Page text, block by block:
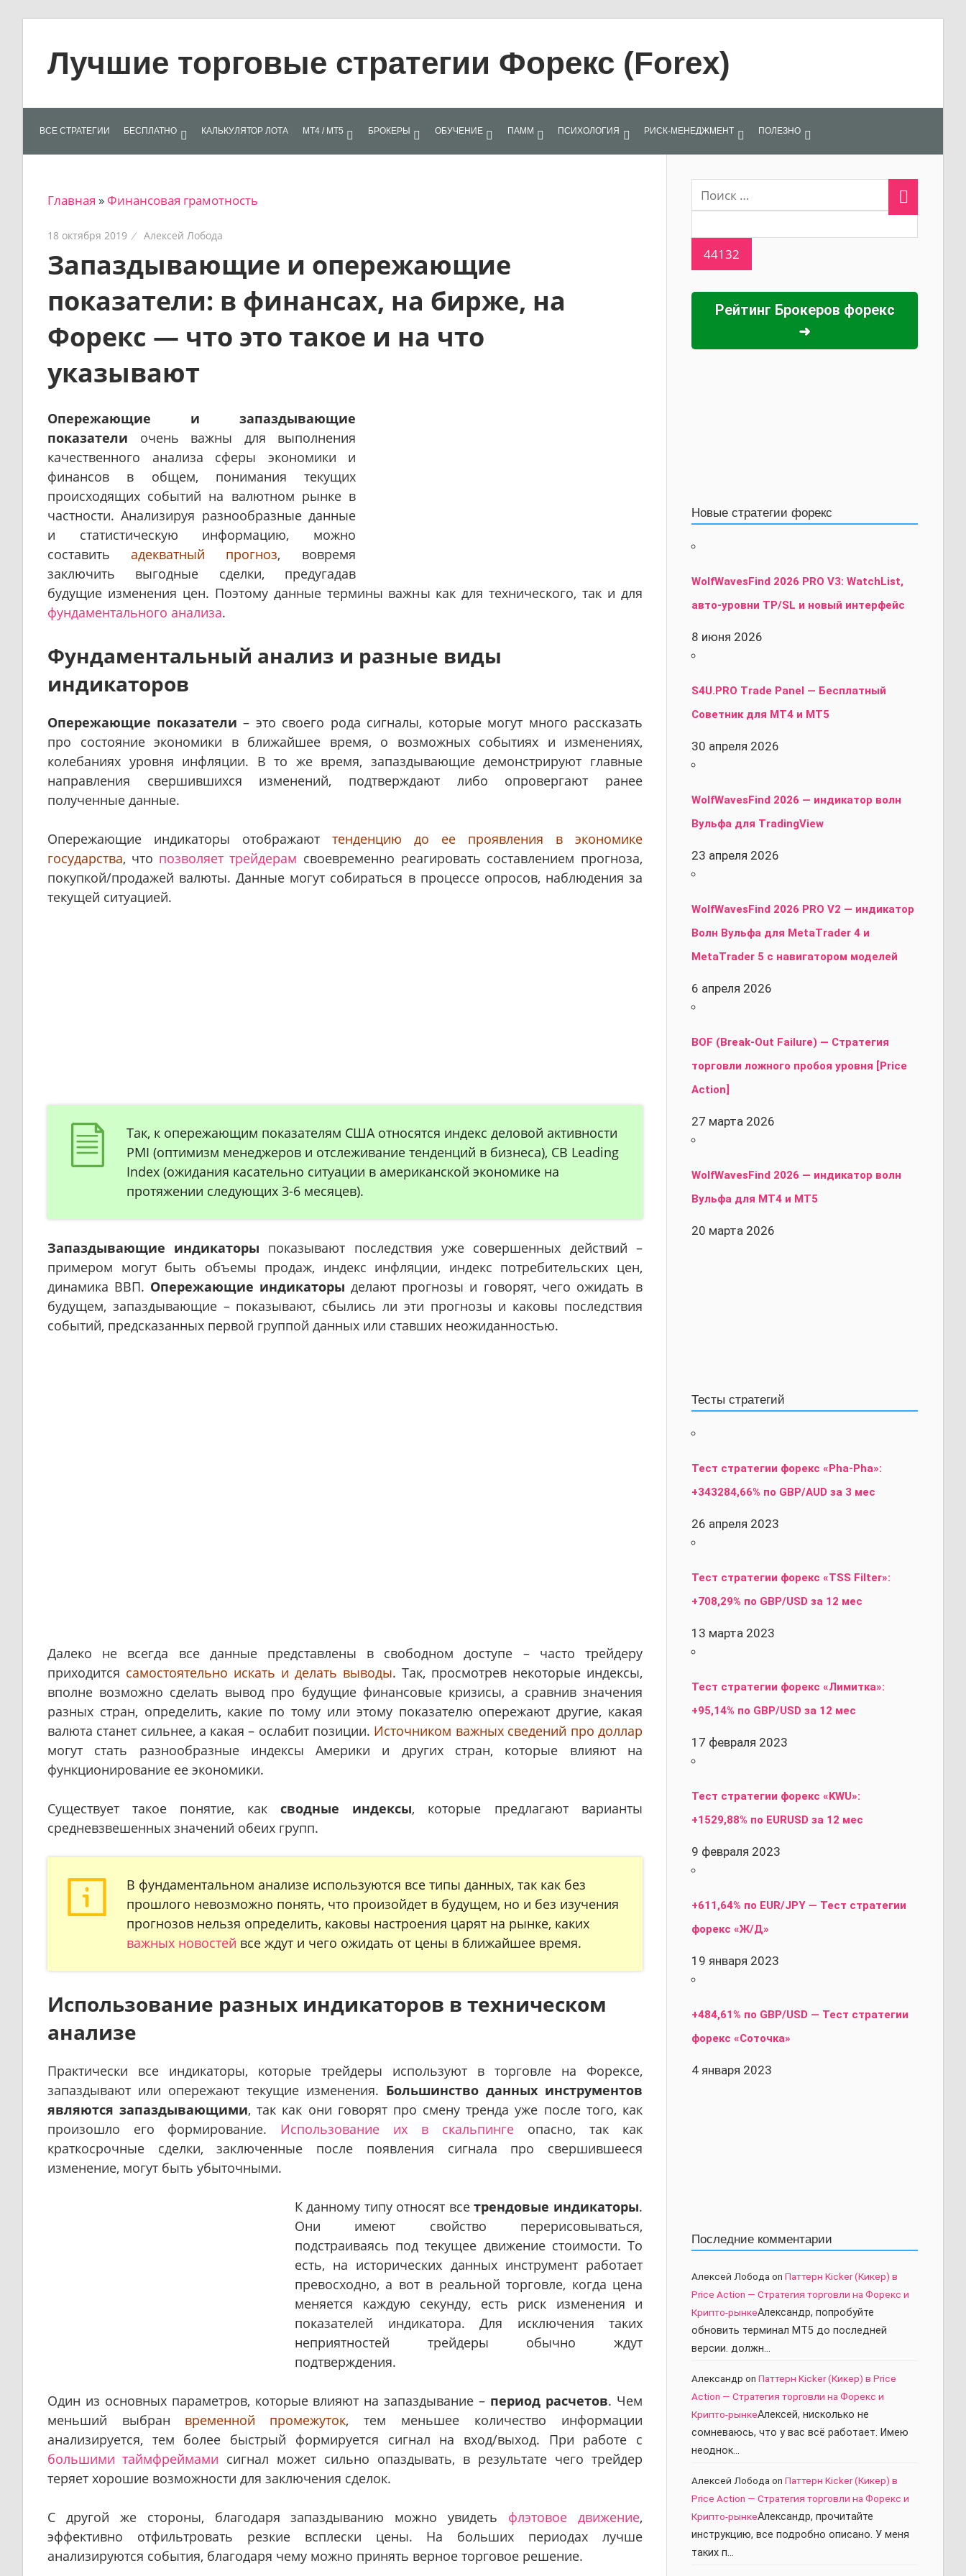
contentЛучшие торговые стратегии Форекс (Forex)
для
рынках:
сигналы,
новости…
ВСЕ СТРАТЕГИИ БЕСПЛАТНО КАЛЬКУЛЯТОР ЛОТА МТ4 / МТ5 БРОКЕРЫ ОБУЧЕНИЕ ПАММ ПСИХОЛОГИЯ РИСК-МЕНЕДЖМЕНТ ПОЛЕЗНО
Главная » Финансовая грамотность
18 октября 2019 Алексей Лобода
Запаздывающие и опережающие
показатели: в финансах, на бирже, на
Форекс — что это такое и на что
указывают
Опережающие и запаздывающие
показатели очень важны для выполнения
качественного анализа сферы экономики и
финансов в общем, понимания текущих
происходящих событий на валютном рынке в
частности. Анализируя разнообразные данные
и статистическую информацию, можно
составить адекватный прогноз, вовремя
заключить выгодные сделки, предугадав
будущие изменения цен. Поэтому данные термины важны как для технического, так и для
фундаментального анализа.
Фундаментальный анализ и разные виды
индикаторов
Опережающие показатели – это своего рода сигналы, которые могут много рассказать
про состояние экономики в ближайшее время, о возможных событиях и изменениях,
колебаниях уровня инфляции. В то же время, запаздывающие демонстрируют главные
направления свершившихся изменений, подтверждают либо опровергают ранее
полученные данные.
Опережающие индикаторы отображают тенденцию до ее проявления в экономике
государства, что позволяет трейдерам своевременно реагировать составлением прогноза,
покупкой/продажей валюты. Данные могут собираться в процессе опросов, наблюдения за
текущей ситуацией.
Так, к опережающим показателям США относятся индекс деловой активности
PMI (оптимизм менеджеров и отслеживание тенденций в бизнеса), CB Leading
Index (ожидания касательно ситуации в американской экономике на
протяжении следующих 3-6 месяцев).
Запаздывающие индикаторы показывают последствия уже совершенных действий –
примером могут быть объемы продаж, индекс инфляции, индекс потребительских цен,
динамика ВВП. Опережающие индикаторы делают прогнозы и говорят, чего ожидать в
будущем, запаздывающие – показывают, сбылись ли эти прогнозы и каковы последствия
событий, предсказанных первой группой данных или ставших неожиданностью.
Далеко не всегда все данные представлены в свободном доступе – часто трейдеру
приходится самостоятельно искать и делать выводы. Так, просмотрев некоторые индексы,
вполне возможно сделать вывод про будущие финансовые кризисы, а сравнив значения
разных стран, определить, какие по тому или этому показателю опережают другие, какая
валюта станет сильнее, а какая – ослабит позиции. Источником важных сведений про доллар
могут стать разнообразные индексы Америки и других стран, которые влияют на
функционирование ее экономики.
Существует такое понятие, как сводные индексы, которые предлагают варианты
средневзвешенных значений обеих групп.
В фундаментальном анализе используются все типы данных, так как без
прошлого невозможно понять, что произойдет в будущем, но и без изучения
прогнозов нельзя определить, каковы настроения царят на рынке, каких
важных новостей все ждут и чего ожидать от цены в ближайшее время.
Использование разных индикаторов в техническом
анализе
Практически все индикаторы, которые трейдеры используют в торговле на Форексе,
запаздывают или опережают текущие изменения. Большинство данных инструментов
являются запаздывающими, так как они говорят про смену тренда уже после того, как
произошло его формирование. Использование их в скальпинге опасно, так как
краткосрочные сделки, заключенные после появления сигнала про свершившееся
изменение, могут быть убыточными.
К данному типу относят все трендовые индикаторы.
Они имеют свойство перерисовываться,
подстраиваясь под текущее движение стоимости. То
есть, на исторических данных инструмент работает
превосходно, а вот в реальной торговле, когда цена
меняется каждую секунду, есть риск изменения и
показателей индикатора. Для исключения таких
неприятностей трейдеры обычно ждут
подтверждения.
Один из основных параметров, которые влияют на запаздывание – период расчетов. Чем
меньший выбран временной промежуток, тем меньшее количество информации
анализируется, тем более быстрый формируется сигнал на вход/выход. При работе с
большими таймфреймами сигнал может сильно опаздывать, в результате чего трейдер
теряет хорошие возможности для заключения сделок.
С другой же стороны, благодаря запаздыванию можно увидеть флэтовое движение,
эффективно отфильтровать резкие всплески цены. На больших периодах лучше
анализируются события, благодаря чему можно принять верное торговое решение.
Рейтинг Брокеров форекс
➜
Новые стратегии форекс
WolfWavesFind 2026 PRO V3: WatchList,
авто-уровни TP/SL и новый интерфейс
8 июня 2026
S4U.PRO Trade Panel — Бесплатный
Советник для MT4 и MT5
30 апреля 2026
WolfWavesFind 2026 — индикатор волн
Вульфа для TradingView
23 апреля 2026
WolfWavesFind 2026 PRO V2 — индикатор
Волн Вульфа для MetaTrader 4 и
MetaTrader 5 с навигатором моделей
6 апреля 2026
BOF (Break-Out Failure) — Стратегия
торговли ложного пробоя уровня [Price
Action]
27 марта 2026
WolfWavesFind 2026 — индикатор волн
Вульфа для MT4 и MT5
20 марта 2026
Тесты стратегий
Тест стратегии форекс «Pha-Pha»:
+343284,66% по GBP/AUD за 3 мес
26 апреля 2023
Тест стратегии форекс «TSS Filter»:
+708,29% по GBP/USD за 12 мес
13 марта 2023
Тест стратегии форекс «Лимитка»:
+95,14% по GBP/USD за 12 мес
17 февраля 2023
Тест стратегии форекс «KWU»:
+1529,88% по EURUSD за 12 мес
9 февраля 2023
+611,64% по EUR/JPY — Тест стратегии
форекс «Ж/Д»
19 января 2023
+484,61% по GBP/USD — Тест стратегии
форекс «Соточка»
4 января 2023
Последние комментарии
Алексей Лободаon Паттерн Kicker (Кикер) в
Price Action — Стратегия торговли на Форекс и
Крипто-рынкеАлександр, попробуйте
обновить терминал МТ5 до последней
версии. должн…
Александр on Паттерн Kicker (Кикер) в Price
Action — Стратегия торговли на Форекс и
Крипто-рынкеАлексей, нисколько не
сомневаюсь, что у вас всё работает. Имею
неоднок…
Алексей Лободаon Паттерн Kicker (Кикер) в
Price Action — Стратегия торговли на Форекс и
Крипто-рынкеАлександр, прочитайте
инструкцию, все подробно описано. У меня
таких п…